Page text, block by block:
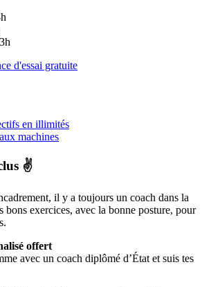
d'essai gratuite
en illimités
machines
✌️
il y a toujours un coach dans la
bons exercices, avec la bonne posture, pour
offert
avec un coach diplômé d’État et suis tes